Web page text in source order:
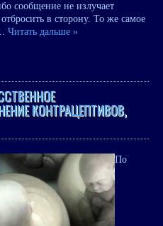
сообщение не излучает
в сторону. То же самое
Читать дальше »
КОНТРАЦЕПТИВОВ,
По